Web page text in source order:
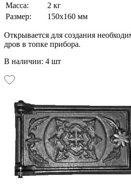
Масса:
2 кг
Размер:
150х160 мм
Открывается для создания
дров в топке прибора.
В наличии: 4 шт